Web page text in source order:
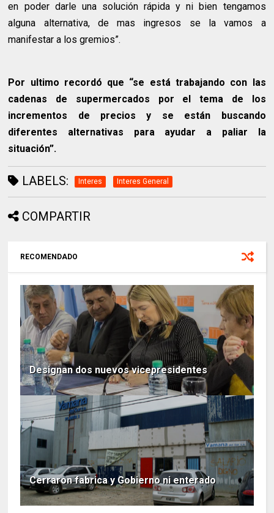
en poder darle una solución rápida y ni bien tengamos
alguna alternativa, de mas ingresos se la vamos a
manifestar a los gremios”.
Por ultimo recordó que “se está trabajando con las
cadenas de supermercados por el tema de los
incrementos de precios y se están buscando
diferentes alternativas para ayudar a paliar la
situación”.
LABELS: Interes Interes General
COMPARTIR
RECOMENDADO
Designan dos nuevos vicepresidentes
Cerraron fabrica y Gobierno ni enterado